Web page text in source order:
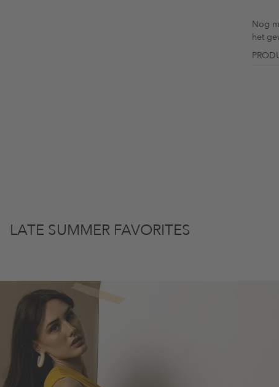
Nog
het
LATE SUMMER FAVORITES